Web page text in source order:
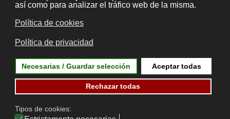
Aviso legal
Cookies
Mapa web
Contacto
Condiciones de contratación